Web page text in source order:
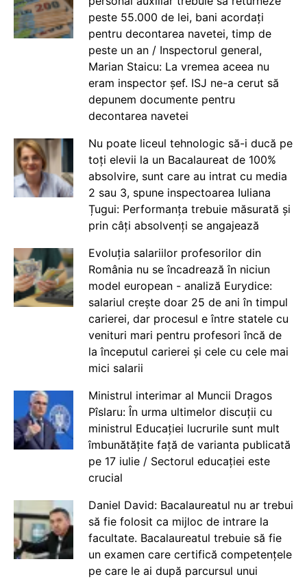
peste 55.000 de lei, bani acordați
pentru decontarea navetei, timp de
peste un an / Inspectorul general,
Marian Staicu: La vremea aceea nu
eram inspector șef. ISJ ne-a cerut să
depunem documente pentru
decontarea navetei
Nu poate liceul tehnologic să-i ducă pe
toți elevii la un Bacalaureat de 100%
absolvire, sunt care au intrat cu media
2 sau 3, spune inspectoarea Iuliana
Țugui: Performanța trebuie măsurată și
prin câți absolvenți se angajează
Evoluția salariilor profesorilor din
România nu se încadrează în niciun
model european - analiză Eurydice:
salariul crește doar 25 de ani în timpul
carierei, dar procesul e între statele cu
venituri mari pentru profesori încă de
la începutul carierei și cele cu cele mai
mici salarii
Ministrul interimar al Muncii Dragos
Pîslaru: În urma ultimelor discuții cu
ministrul Educației lucrurile sunt mult
îmbunătățite față de varianta publicată
pe 17 iulie / Sectorul educației este
crucial
Daniel David: Bacalaureatul nu ar trebui
să fie folosit ca mijloc de intrare la
facultate. Bacalaureatul trebuie să fie
un examen care certifică competențele
pe care le ai după parcursul unui